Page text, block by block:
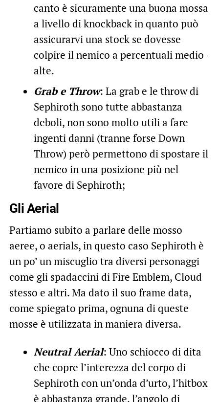
canto è sicuramente una buona mossa
a livello di knockback in quanto può
assicurarvi una stock se dovesse
colpire il nemico a percentuali medio-
alte.
Grab e Throw: La grab e le throw di
Sephiroth sono tutte abbastanza
deboli, non sono molto utili a fare
ingenti danni (tranne forse Down
Throw) però permettono di spostare il
nemico in una posizione più nel
favore di Sephiroth;
Gli Aerial
Partiamo subito a parlare delle mosso
aeree, o aerials, in questo caso Sephiroth è
un po’ un miscuglio tra diversi personaggi
come gli spadaccini di Fire Emblem, Cloud
stesso e altri. Ma dato il suo frame data,
come spiegato prima, ognuna di queste
mosse è utilizzata in maniera diversa.
Neutral Aerial: Uno schiocco di dita
che copre l’interezza del corpo di
Sephiroth con un’onda d’urto, l’hitbox
è abbastanza grande, l’angolo di